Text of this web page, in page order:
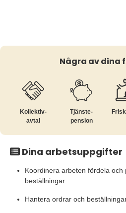
Några av dina
Kollektiv­
avtal
Tjänste­
pension
Dina arbetsuppgifter
Koordinera arbeten fördela och
beställningar
Hantera ordrar och